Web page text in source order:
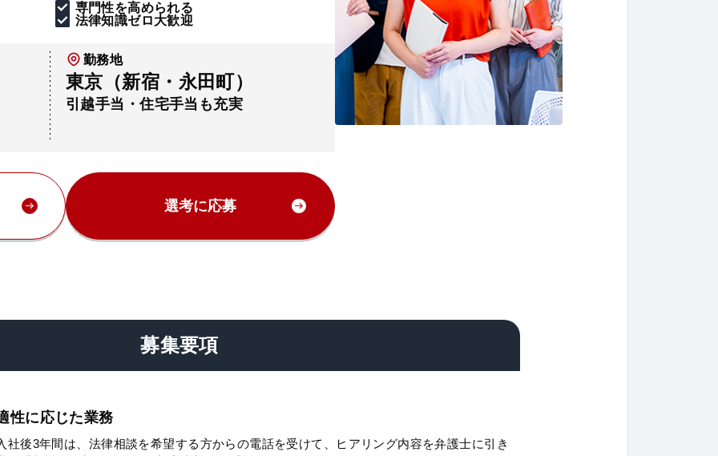
専門性を高められる
法律知識ゼロ大歓迎
勤務地
東京（新宿・永田町）
引越手当・住宅手当も充実
選考に応募
募集要項
性に応じた業務
社後3年間は、法律相談を希望する方からの電話を受けて、ヒアリング内容を弁護士に引き